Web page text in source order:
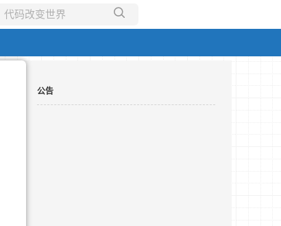
公告